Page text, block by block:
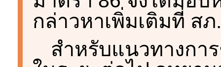
กล่าวหาเพิ่มเติมที่ ส
สำหรับแนวทางกา